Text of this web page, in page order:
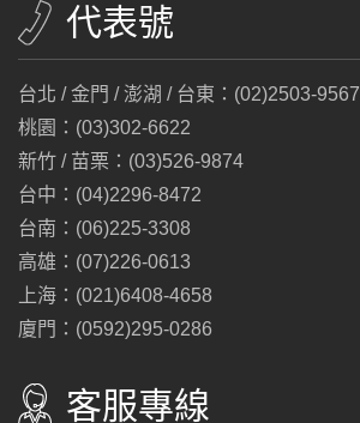
代表號
台北 / 金門 / 澎湖 / 台東：(02)2503-9567
桃園：(03)302-6622
新竹 / 苗栗：(03)526-9874
台中：(04)2296-8472
台南：(06)225-3308
高雄：(07)226-0613
上海：(021)6408-4658
廈門：(0592)295-0286
客服專線